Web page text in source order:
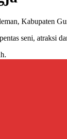
Kabupaten
seni, atraksi